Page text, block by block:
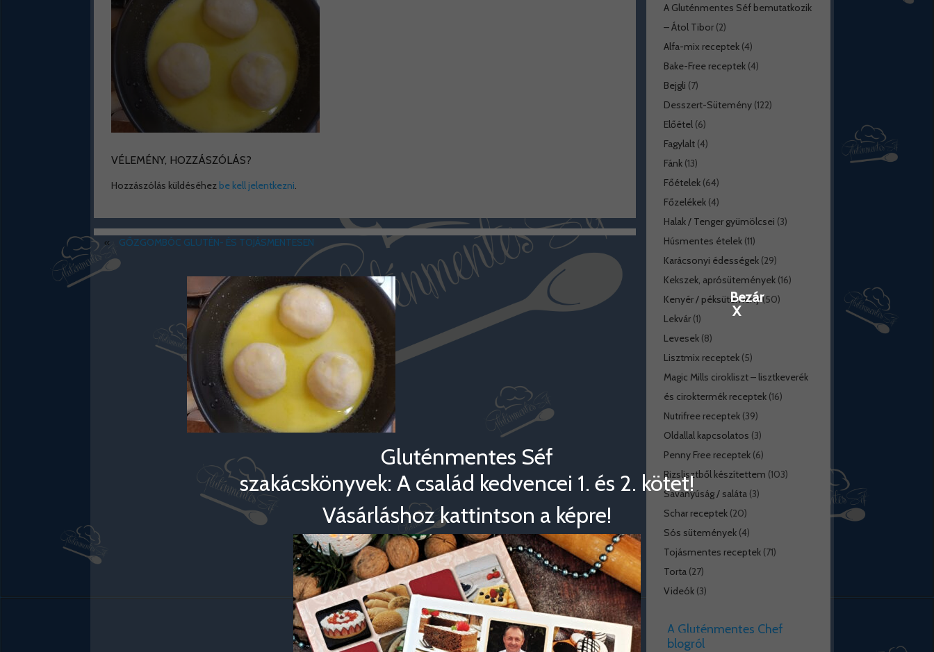
VÉLEMÉNY, HOZZÁSZÓLÁS?
Hozzászólás küldéséhez be kell jelentkezni.
« GŐZGOMBÓC GLUTÉN- ÉS TOJÁSMENTESEN
A Gluténmentes Séf bemutatkozik
– Átol Tibor(2)
Alfa-mix receptek(4)
Bake-Free receptek(4)
Bejgli (7)
Desszert-Sütemény(122)
Előétel(6)
Fagylalt(4)
Fánk(13)
Főételek(64)
Főzelékek(4)
Halak / Tenger gyümölcsei (3)
Húsmentes ételek(11)
Karácsonyi édességek(29)
Kekszek, aprósütemények(16)
Kenyér / péksütemény(50)
Lekvár(1)
Levesek(8)
Lisztmix receptek(5)
Magic Mills cirokliszt – lisztkeverék
és ciroktermék receptek(16)
Nutrifree receptek(39)
Oldallal kapcsolatos (3)
Penny Free receptek(6)
Rizslisztből készítettem (103)
Savanyúság / saláta(3)
Schar receptek(20)
Sós sütemények(4)
Tojásmentes receptek(71)
Torta(27)
Videók(3)
A Gluténmentes Chef
blogról
Gluténmentes Séf
szakácskönyvek: A család kedvencei 1. és 2. kötet!
Vásárláshoz kattintson a képre!
Bezár
X